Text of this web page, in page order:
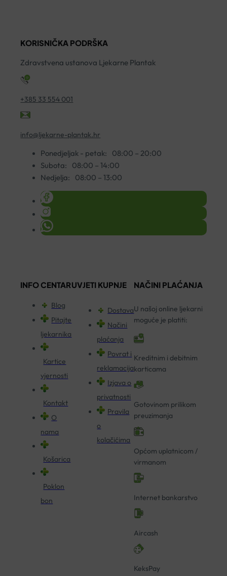
200ML
KORISNIČKA PODRŠKA
Zdravstvena ustanova Ljekarne Plantak
+385 33 554 001
info@ljekarne-plantak.hr
Ponedjeljak - petak:
08:00 – 20:00
Subota:
08:00 – 14:00
Nedjelja:
08:00 – 13:00
INFO CENTAR
Blog
Pitajte
ljekarnika
Kartice
vjernosti
Kontakt
O
nama
Košarica
Poklon
bon
UVJETI KUPNJE
Dostava
Načini
plaćanja
Povrat i
reklamacija
Izjava o
privatnosti
Pravila
o
kolačićima
NAČINI PLAĆANJA
U našoj online ljekarni
moguće je platiti:
Kreditnim i debitnim
karticama
Gotovinom prilikom
preuzimanja
Općom uplatnicom /
virmanom
Internet bankarstvo
Aircash
KeksPay